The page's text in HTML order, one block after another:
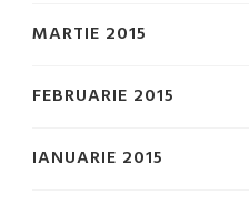
MARTIE 2015
FEBRUARIE 2015
IANUARIE 2015